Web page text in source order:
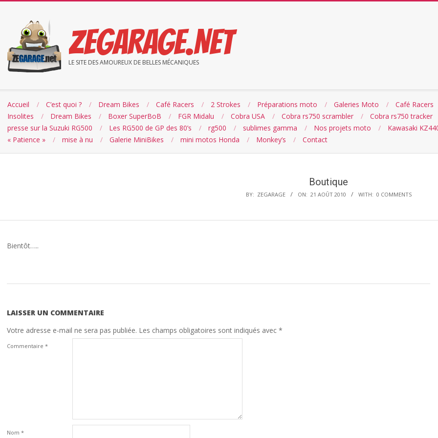
content
ZEGARAGE.NET
LE SITE DES AMOUREUX DE BELLES MÉCANIQUES
Accueil C’est quoi ? Dream Bikes Café Racers 2 Strokes Préparations moto Galeries Moto Café Racers
Insolites
Dream Bikes Boxer SuperBoB FGR Midalu Cobra USA Cobra rs750 scrambler Cobra rs750 tracker
presse sur la Suzuki RG500
Les RG500 de GP des 80’s rg500 sublimes gamma Nos projets moto Kawasaki
« Patience »
mise à nu Galerie MiniBikes mini motos Honda Monkey’s Contact
Boutique
BY: ZEGARAGE ON: 21 AOÛT 2010 WITH: 0 COMMENTS
Bientôt…..
21
LAISSER UN COMMENTAIRE
Votre adresse e-mail ne sera pas publiée. Les champs obligatoires sont indiqués avec *
Commentaire *
Nom *